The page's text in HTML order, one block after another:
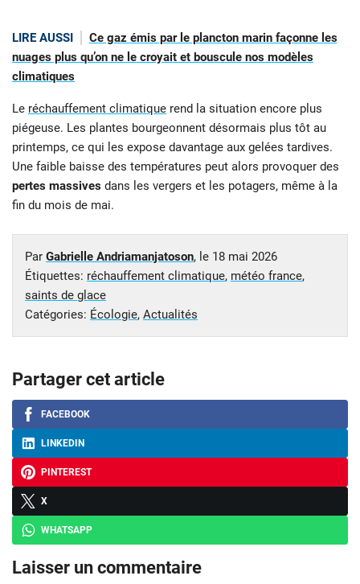
LIRE AUSSI
Ce gaz émis par le plancton marin façonne les
nuages plus qu’on ne le croyait et bouscule nos modèles
climatiques
Le réchauffement climatique rend la situation encore plus
piégeuse. Les plantes bourgeonnent désormais plus tôt au
printemps, ce qui les expose davantage aux gelées tardives.
Une faible baisse des températures peut alors provoquer des
pertes massives dans les vergers et les potagers, même à la
fin du mois de mai.
Par Gabrielle Andriamanjatoson, le 18 mai 2026
Étiquettes: réchauffement climatique, météo france,
saints de glace
Catégories: Écologie, Actualités
Partager cet article
FACEBOOK
LINKEDIN
PINTEREST
X
WHATSAPP
Laisser un commentaire